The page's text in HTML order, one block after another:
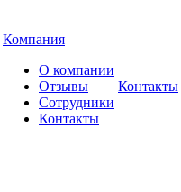
Компания
О компании
Отзывы
Сотрудники
Контакты
Контакты